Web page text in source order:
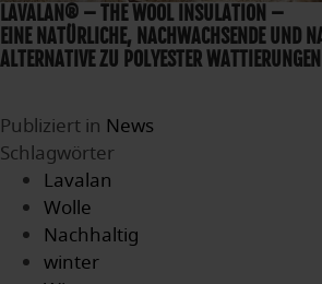
LAVALAN® – THE WOOL INSULATION –
EINE NATÜRLICHE, NACHWACHSENDE UND
ALTERNATIVE ZU POLYESTER WATTIERUNGEN
Publiziert in News
Schlagwörter
Lavalan
Wolle
Nachhaltig
winter